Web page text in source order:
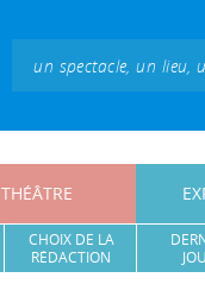
THÉÂTRE
CHOIX DE LA
RÉDACTION